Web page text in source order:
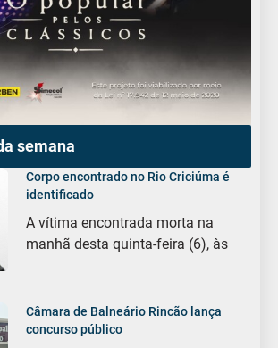
semana
Corpo encontrado no Rio Criciúma é
identificado
A vítima encontrada morta na
manhã desta quinta-feira (6), às
Câmara de Balneário Rincão lança
concurso público